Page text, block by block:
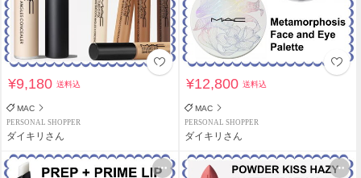
¥9,180送料込
MAC
PERSONAL SHOPPER
ダイキリさん
¥12,800送料込
MAC
PERSONAL SHOPPER
ダイキリさん